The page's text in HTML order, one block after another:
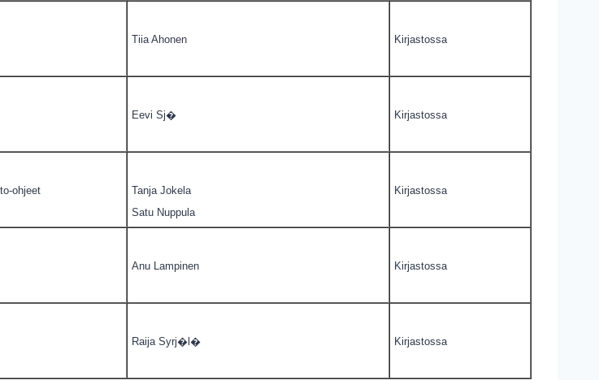
Tiia Ahonen Kirjastossa
Eevi Sj� Kirjastossa
ohjeet
Tanja Jokela
Satu Nuppula
Kirjastossa
Anu Lampinen Kirjastossa
Raija Syrj�l� Kirjastossa